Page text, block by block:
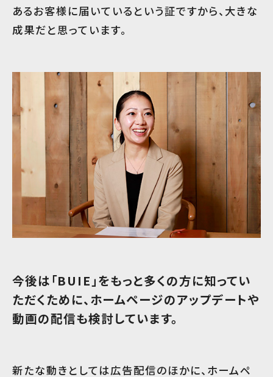
あるお客様に届いているという証ですから、大きな
成果だと思っています。
今後は「BUIE」をもっと多くの方に知ってい
ただくために、ホームページのアップデートや
動画の配信も検討しています。
新たな動きとしては広告配信のほかに、ホームペ